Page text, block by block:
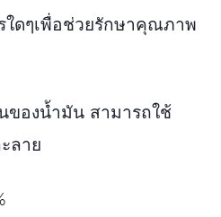
ใดๆเพื่อช่วยรักษาคุณภาพ
ของน้ำมัน สามารถใช้
ลาย